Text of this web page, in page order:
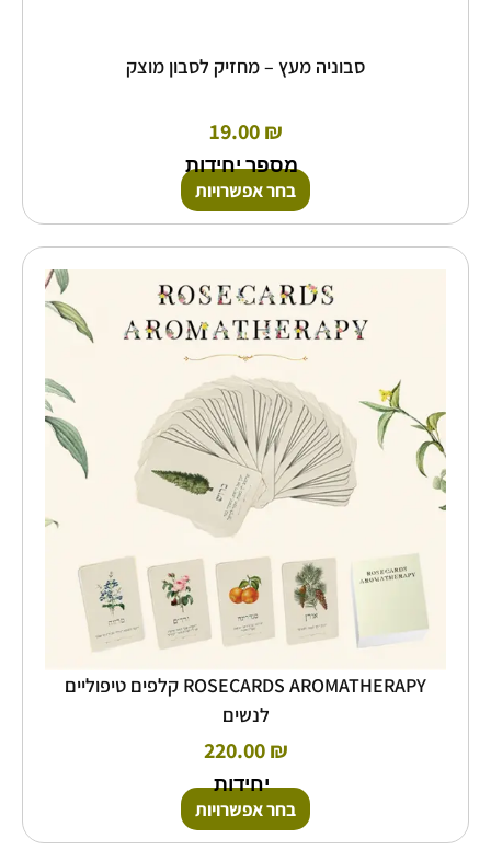
סבוניה מעץ – מחזיק לסבון מוצק
19.00₪
מספר יחידות
בחר אפשרויות
ROSECARDS AROMATHERAPY קלפים טיפוליים
לנשים
220.00₪
יחידות
בחר אפשרויות
זה
יש
מספר
סוגים.
ניתן
לבחור
את
האפשרויות
בעמוד
המוצר